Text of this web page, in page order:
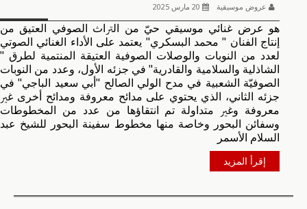
عروض موسيقية
ﻫﻮ ﻋﺮض ﻏﻨﺎﺋﻲ ﻣﻮﺳﻴﻘﻲ ﺣﻲّ ﻣﻦ اﻟﱰاث اﻟﺼﻮﻓﻲ اﻟﻌﺘﻴﻖ ﻣﻦ
إﻧﺘﺎج اﻟﻔﻨﺎن " ﻣﺤﻤﺪ اﻟﺒﺴﻜﺮي" ﻳﻌﺘﻤﺪ ﻋﻠﻰ اﻷداء اﻟﻐﻨﺎﺋﻲ اﻟﺼﻮﺗﻲ
ﻟﻌﺪد ﻣﻦ اﻟﻨﻮﺑﺎت واﻟﻮﺻﻼت اﻟﺼﻮﻓﻴﺔ اﻟﻌﺘﻴﻘﺔ اﻟﻤﻨﺘﻤﻴﺔ ﻟﻄﺮق "
اﻟﺸﺎذﻟﻴﺔ واﻟﺴﻼﻣﻴﺔ واﻟﻘﺎدرﻳﺔ" ﻓﻲ ﺟﺰﺋﻪ اﻷول، وﻋﺪد ﻣﻦ اﻟﻨﻮﺑﺎت
اﻟﺼﻮﻓﻴّﺔ اﻟﺸﻌﺒﻴﺔ ﻓﻲ ﻣﺪح اﻟﻮﻟﻲ اﻟﺼﺎﻟﺢ "أﺑﻲ ﺳﻌﻴﺪ اﻟﺒﺎﺟﻲ" ﻓﻲ
ﺟﺰﺋﻪ اﻟﺜﺎﻧﻲ، اﻟﺬي ﻳﺤﺘﻮي ﻋﻠﻰ ﻣﺪاﺋﺢ ﻣﻌﺮوﻓﺔ وﻣﺪاﺋﺢ أﺧﺮى ﻏﲑ
ﻣﻌﺮوﻓﺔ وﻏﲑ ﻣﺘﺪاوﻟﺔ ﺗﻢ اﻧﺘﻘﺎؤﻫﺎ ﻣﻦ ﻋﺪد ﻣﻦ اﻟﻤﺨﻄﻮﻃﺎت
وﺳﻔﺎﺋﻦ اﻟﺒﺤﻮر وﺧﺎﺻﺔ ﻣﻨﻬﺎ ﻣﺨﻄﻮط ﺳﻔﻴﻨﺔ اﻟﺒﺤﻮر ﻟﻠﺸﻴﺦ ﻋﺒﺪ
اﻟﺴﻼم اﻷﺳﻤﺮ
إقرأ المزيد